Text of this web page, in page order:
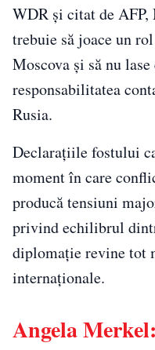
WDR și citat de AFP,
trebuie să joace un
Moscova și să nu
responsabilitatea
Rusia.
Declarațiile fostului
moment în care
producă tensiuni
privind echilibrul
diplomație revine tot
internaționale.
Angela